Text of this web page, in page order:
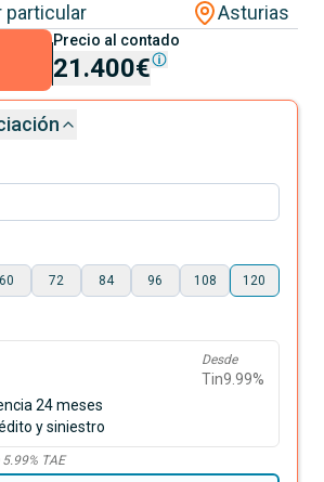
particular
Asturias
Precio al contado
21.400€
60 72 84 96 108 120
Desde
Tin9.99%
24 meses
y siniestro
5.99% TAE